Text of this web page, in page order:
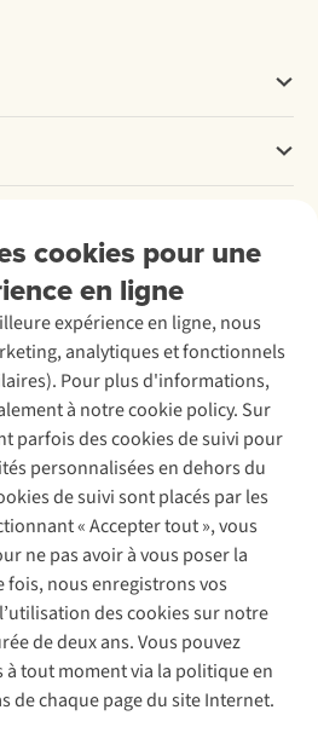
cookies pour une
en ligne
expérience en ligne, nous
analytiques et fonctionnels
Pour plus d'informations,
à notre cookie policy. Sur
parfois des cookies de suivi pour
personnalisées en dehors du
de suivi sont placés par les
« Accepter tout », vous
ne pas avoir à vous poser la
fois, nous enregistrons vos
des cookies sur notre
de deux ans. Vous pouvez
tout moment via la politique en
de chaque page du site Internet.
nous
Politique de confidentialité
Cookie Policy